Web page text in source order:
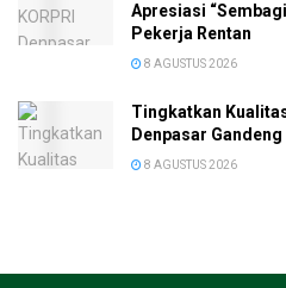
Apresiasi
Pekerja Rentan
8 AGUSTUS 2026
Tingkatkan
Denpasar Gandeng
8 AGUSTUS 2026